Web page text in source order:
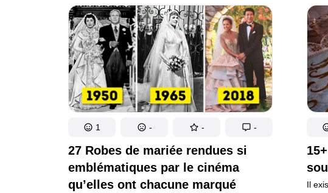
que peu de gens connaissent ou ont remarqués. Par
exemple, les boucles d’oreilles que Kate Middleton
portait lors de son mariage étaient un cadeau de ses
parents symbolisant le blason de sa famille.
27 Robes de mariée rendues si
emblématiques par le cinéma
qu’elles ont chacune marqué
1 - - -
Il